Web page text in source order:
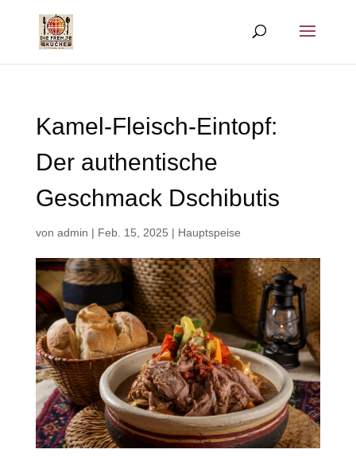
Kamel-Fleisch-Eintopf:
Der authentische
Geschmack Dschibutis
von admin | Feb. 15, 2025 | Hauptspeise